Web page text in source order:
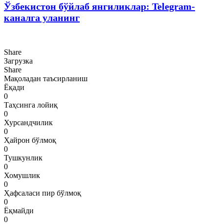
Ўзбекистон бўйлаб янгиликлар: Telegram-
каналга уланинг
Share
Загрузка
Share
Мақоладан таъсирланиш
Ёқади
0
Таҳсинга лойиқ
0
Хурсандчилик
0
Ҳайрон бўлмоқ
0
Тушкунлик
0
Хомушлик
0
Ҳафсаласи пир бўлмоқ
0
Ёқмайди
0